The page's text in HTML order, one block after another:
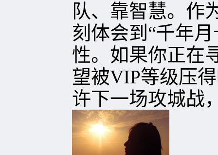
队、靠智慧。作
刻体会到“千年
性。如果你正在
望被VIP等级压
许下一场攻城战